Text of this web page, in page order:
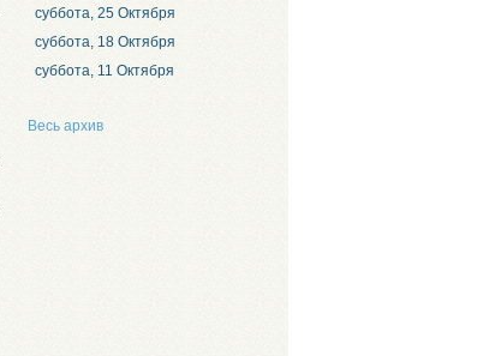
суббота, 25 Октября
суббота, 18 Октября
суббота, 11 Октября
Весь архив